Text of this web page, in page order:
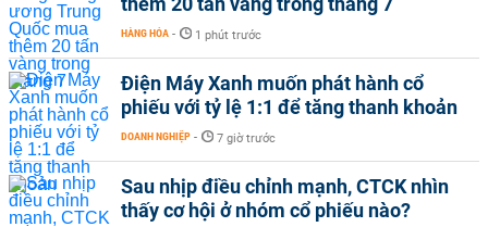
HÀNG HÓA - 1 phút trước
Điện Máy Xanh muốn phát hành cổ
phiếu với tỷ lệ 1:1 để tăng thanh khoản
DOANH NGHIỆP - 7 giờ trước
Sau nhịp điều chỉnh mạnh, CTCK nhìn
thấy cơ hội ở nhóm cổ phiếu nào?